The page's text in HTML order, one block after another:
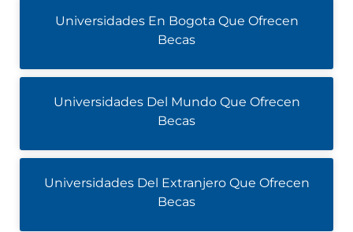
Universidades En Bogota Que Ofrecen
Becas
Universidades Del Mundo Que Ofrecen
Becas
Universidades Del Extranjero Que Ofrecen
Becas